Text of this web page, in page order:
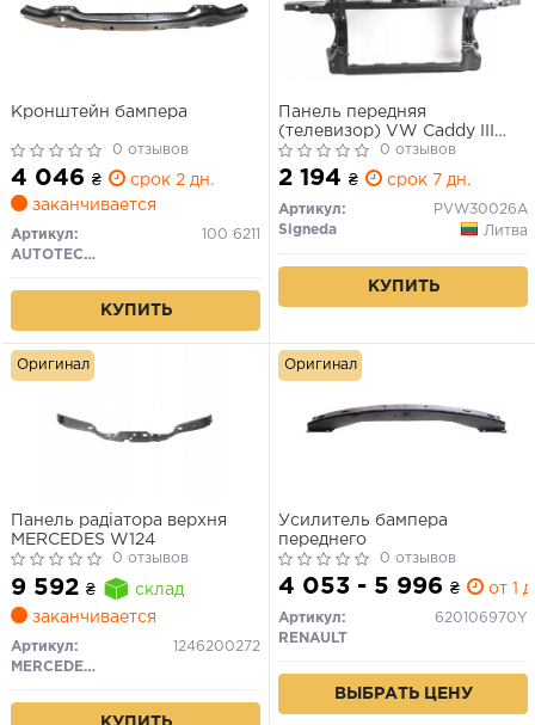
Кронштейн бампера
0 отзывов
4 046 ₴
срок 2 дн.
заканчивается
Артикул:
100 6211
AUTOTECHTEILE
КУПИТЬ
Панель передняя
(телевизор) VW Caddy III
Touran 03-
0 отзывов
2 194 ₴ срок 7 дн.
Артикул:
PVW30026A
Signeda
Литва
КУПИТЬ
Панель радіатора верхня
MERCEDES W124
0 отзывов
9 592 ₴
склад
заканчивается
Артикул:
1246200272
MERCEDES-BENZ
Оригинал
Усилитель бампера
переднего
0 отзывов
4 053 - 5 996 ₴ от 1
Артикул:
620106970Y
RENAULT
ВЫБРАТЬ ЦЕНУ
Оригинал